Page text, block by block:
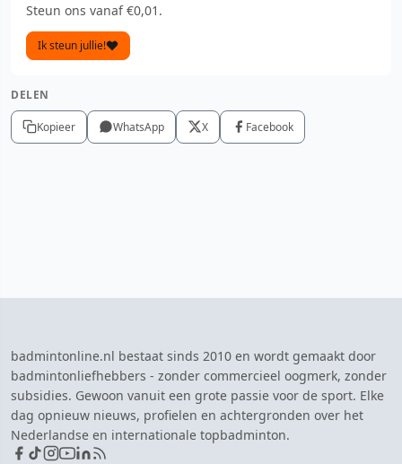
Steun ons vanaf €0,01.
Ik steun jullie!
DELEN
Kopieer WhatsApp X Facebook
badmintonline.nl bestaat sinds 2010 en wordt gemaakt door
badmintonliefhebbers - zonder commercieel oogmerk, zonder
subsidies. Gewoon vanuit een grote passie voor de sport. Elke
dag opnieuw nieuws, profielen en achtergronden over het
Nederlandse en internationale topbadminton.